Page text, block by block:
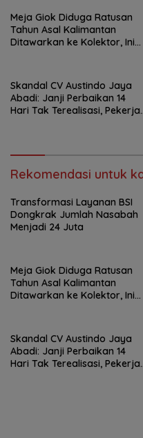
Meja Giok Diduga Ratusan
Tahun Asal Kalimantan
Ditawarkan ke Kolektor, Ini
Skandal CV Austindo Jaya
Abadi: Janji Perbaikan 14
Hari Tak Terealisasi, Pekerja
Rekomendasi untuk
Transformasi Layanan BSI
Dongkrak Jumlah Nasabah
Menjadi 24 Juta
Meja Giok Diduga Ratusan
Tahun Asal Kalimantan
Ditawarkan ke Kolektor, Ini
Skandal CV Austindo Jaya
Abadi: Janji Perbaikan 14
Hari Tak Terealisasi, Pekerja